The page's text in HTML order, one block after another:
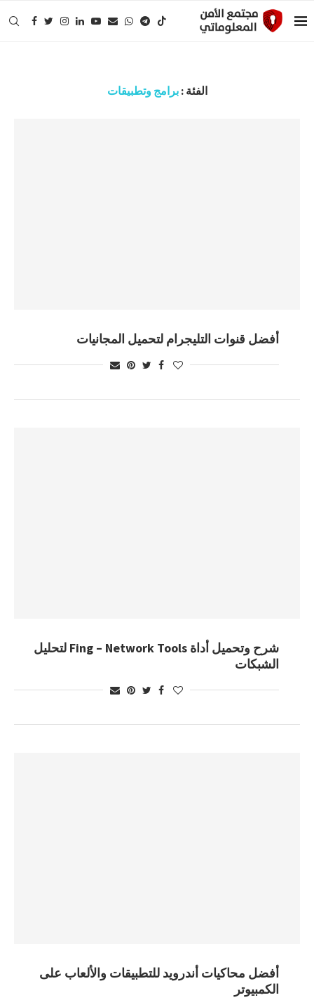
الفئة : برامج وتطبيقات
أفضل قنوات التليجرام لتحميل المجانيات
شرح وتحميل أداة Fing – Network Tools لتحليل
الشبكات
أفضل محاكيات أندرويد للتطبيقات والألعاب على
الكمبيوتر